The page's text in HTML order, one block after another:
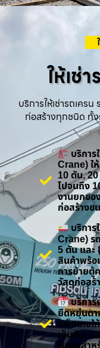
ให้เช่
บริการให้เช่ารถเคร
ก่อสร้างทุกชนิด ทั้
บริการ
Crane) ใ
10 ตัน,
ไปจนถึง
งานยกขอ
ก่อสร้างข
บริการ
Crane) ร
5 ตัน และ
สินค้าพร้อ
การย้ายตู้
วัสดุก่อสร้
บริการ
ยืดหยุ่นตา
แพ็กเกจใ
เต็มวัน) แ